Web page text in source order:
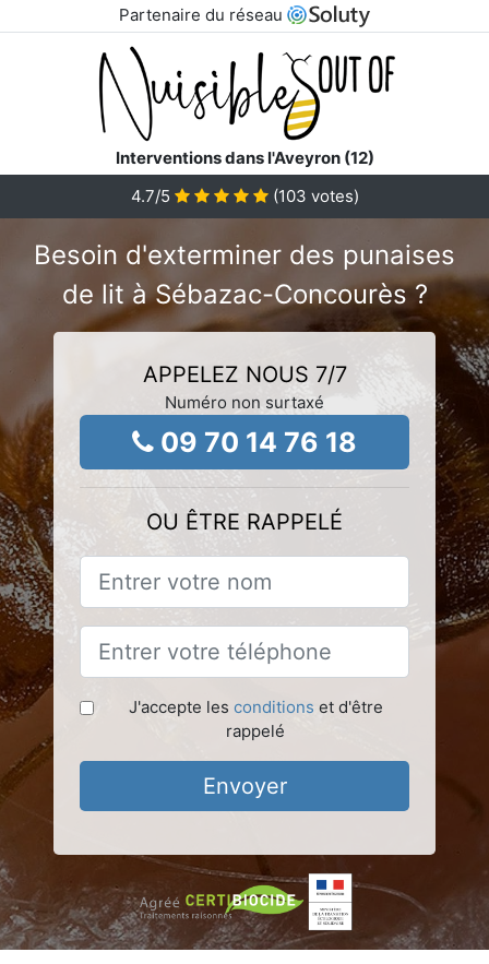
Partenaire du réseau
Interventions dans l'Aveyron (12)
4.7/5 (103 votes)
Besoin d'exterminer des punaises
de lit à Sébazac-Concourès ?
APPELEZ NOUS 7/7
Numéro non surtaxé
09 70 14 76 18
OU ÊTRE RAPPELÉ
J'accepte les conditions et d'être
rappelé
Envoyer